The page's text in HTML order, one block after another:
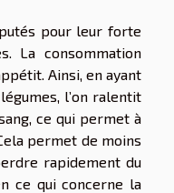
pour leur forte
La consommation
Ainsi, en ayant
l’on ralentit
ce qui permet à
permet de moins
rapidement du
ce qui concerne la